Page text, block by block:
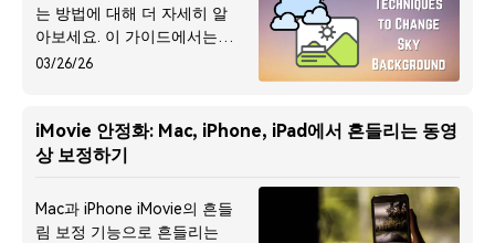
는 방법에 대해 더 자세히 알
아보세요. 이 가이드에서는 비
디오 영상 속 하늘 배경을 더
편집 기술을 활용하여 영상의
분위기를 완전히 바꾸는 방법
하여 비디오의 시각적인 매력
을 높이는 방법을 탐구합니다.
03/26/26
iMovie 안정화: Mac, iPhone, iPad에서 흔들리는 동영
상 보정하기
Mac과 iPhone iMovie의 흔들
림 보정 기능으로 흔들리는